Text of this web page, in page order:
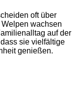
oft über
wachsen
auf der
sie vielfältige
genießen.